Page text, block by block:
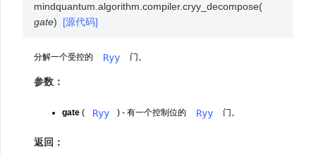
mindquantum.algorithm.compiler.cryy_decompose(
gate) [源代码]
分解一个受控的 Ryy 门。
参数：
gate ( Ryy ) - 有一个控制位的 Ryy 门。
返回：